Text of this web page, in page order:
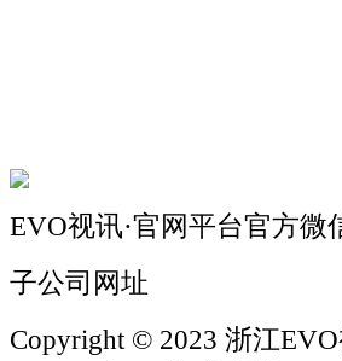
EVO视讯·官网平台官方微
子公司网址
Copyright © 2023 浙江